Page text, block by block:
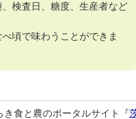
検査日、糖度、生産者など
頃で味わうことができま
食と農のポータルサイト『